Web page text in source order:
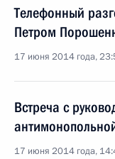
Телефонный
Петром
17 июня 2014 года,
Встреча с
17 июня 2014 года,